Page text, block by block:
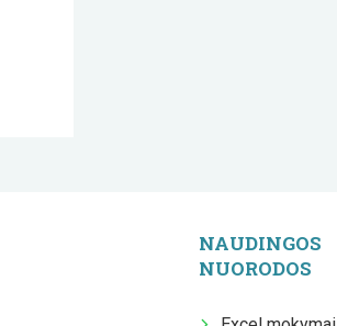
NAUDINGOS
NUORODOS